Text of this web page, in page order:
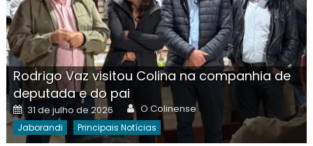
Rodrigo Vaz visitou Colina na companhia de
deputada e do pai
Posted
on
31 de julho de 2026 Author
O Colinense
Jaborandi Principais Notícias